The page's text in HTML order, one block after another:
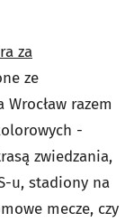
za
ze
razem
-
zwiedzania,
u, stadiony na
mecze, czy